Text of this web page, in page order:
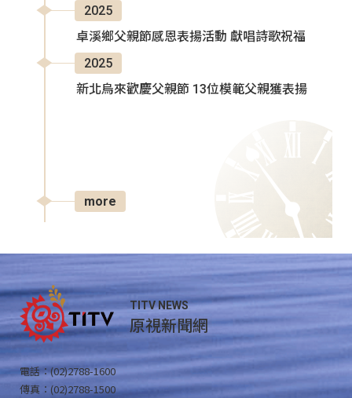
2025
卓溪鄉父親節感恩表揚活動 獻唱詩歌祝福
2025
新北烏來歡慶父親節 13位模範父親獲表揚
more
TITV NEWS
原視新聞網
電話：(02)2788-1600
傳真：(02)2788-1500